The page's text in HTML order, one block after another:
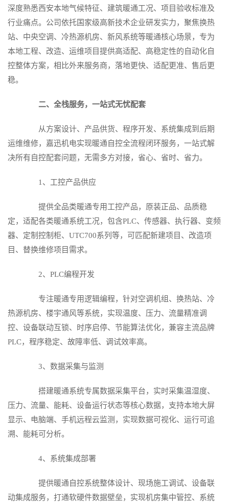
深度熟悉西安本地气候特征、建筑暖通工况、项目验收标准及
行业痛点。公司依托国家级高新技术企业研发实力，聚焦换热
站、中央空调、冷热源机房、新风系统等暖通核心场景，专为
本地工程、改造、运维项目提供高适配、高稳定性的自动化自
控整体方案，相比外来服务商，落地更快、适配更准、售后更
稳。
二、全栈服务，一站式无忧配套
从方案设计、产品供货、程序开发、系统集成到后期
运维维修，嘉迅机电实现暖通自控全流程闭环服务，一站式解
决所有自控配套问题，无需多方对接，省心、省时、省力。
1、工控产品供应
提供全品类暖通专用工控产品，原装正品、品质稳
定，适配各类暖通系统工况，包含PLC、传感器、执行器、变频
器、定制控制柜、UTC700系列等，可匹配新建项目、改造项
目、替换维修项目需求。
2、PLC编程开发
专注暖通专用逻辑编程，针对空调机组、换热站、冷
热源机房、楼宇通风等系统，实现温度、压力、流量精准调
控、设备联动互锁、时序启停、节能算法优化，兼容主流品牌
PLC，程序稳定、故障率低、调试效率高。
3、数据采集与监测
搭建暖通系统专属数据采集平台，实时采集温湿度、
压力、流量、能耗、设备运行状态等核心数据，支持本地大屏
显示、电脑端、手机远程云监测，实现数据可视化、运行可追
溯、能耗可分析。
4、系统集成部署
提供暖通自控系统整体设计、现场施工调试、设备联
动集成服务，打通软硬件数据壁垒，实现机房集中管控、系统